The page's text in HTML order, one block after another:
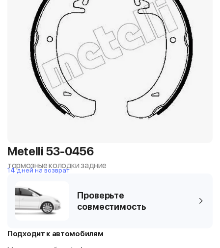
Metelli 53-0456
тормозные колодки задние
14 дней на возврат
Проверьте
совместимость
Подходит к автомобилям